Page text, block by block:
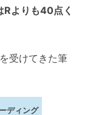
Rよりも40点く
受けてきた筆
ディング